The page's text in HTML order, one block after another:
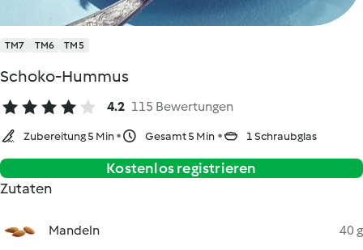
TM7 TM6 TM5
Schoko-Hummus
4.2 115 Bewertungen
Zubereitung 5 Min Gesamt 5 Min 1 Schraubglas
Kostenlos registrieren
Zutaten
Mandeln 40 g